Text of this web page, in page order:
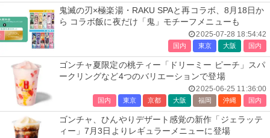
鬼滅の刃×極楽湯・RAKU SPAと再コラボ、8月18日か
ら コラボ飯に夜だけ「鬼」モチーフメニューも
2025-07-28 18:54:42
国内 東京 大阪 国内
ゴンチャ夏限定の桃ティー「ドリーミー ピーチ」スパ
ークリングなど4つのバリエーションで登場
2025-06-25 11:36:00
国内 東京 京都 大阪 福岡 沖縄 国内
ゴンチャ、ひんやりデザート感覚の新作「ジェラッテ
ィー」7月3日よりレギュラーメニューに登場